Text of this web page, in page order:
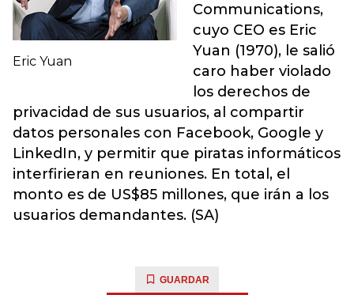
Eric Yuan
Communications,
cuyo CEO es Eric
Yuan (1970), le salió
caro haber violado
los derechos de
privacidad de sus usuarios, al compartir
datos personales con Facebook, Google y
LinkedIn, y permitir que piratas informáticos
interfirieran en reuniones. En total, el
monto es de US$85 millones, que irán a los
usuarios demandantes. (SA)
GUARDAR